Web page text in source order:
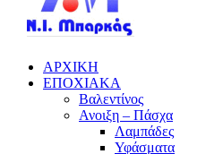
ΑΡΧΙΚΗ
ΕΠΟΧΙΑΚΑ
Βαλεντίνος
Ανοιξη – Πάσχα
Λαμπάδες
Υφάσματα